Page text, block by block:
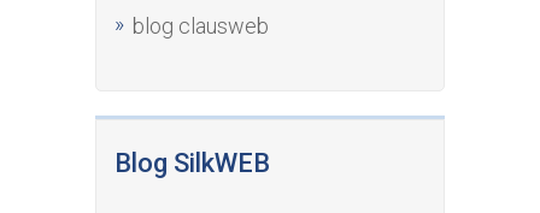
blog clausweb
Blog SilkWEB